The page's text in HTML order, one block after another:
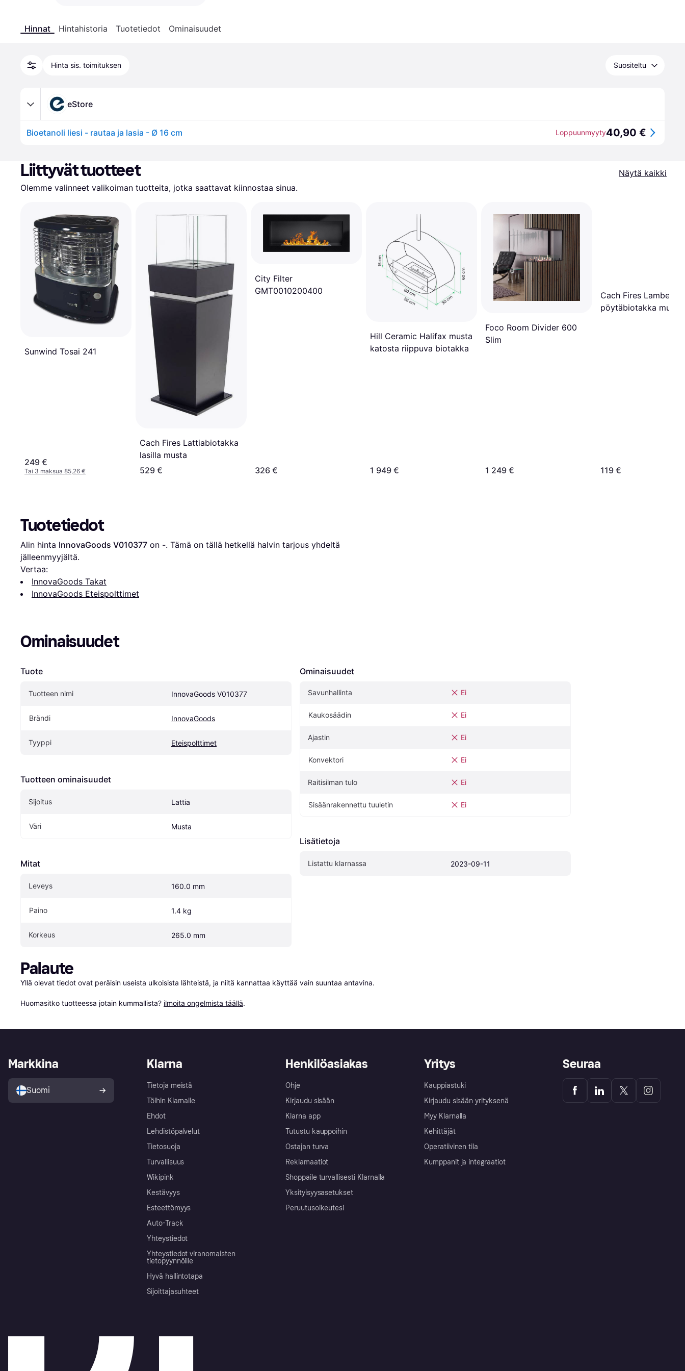
Hinnat Hintahistoria Tuotetiedot Ominaisuudet
Hinta sis. toimituksen Suositeltu
eStore
Bioetanoli liesi - rautaa ja lasia - Ø 16 cm Loppuunmyyty40,90 €
Liittyvät tuotteet
Näytä kaikki
Olemme valinneet valikoiman tuotteita, jotka saattavat kiinnostaa sinua.
Sunwind Tosai 241
249 €
Tai 3 maksua 85,26 €
Cach Fires Lattiabiotakka
lasilla musta
529 €
City Filter
GMT0010200400
326 €
Hill Ceramic Halifax musta
katosta riippuva biotakka
1 949 €
Foco Room Divider 600
Slim
1 249 €
Cach Fires Lambeth
pöytäbiotakka musta
119 €
Tuotetiedot
Alin hinta InnovaGoods ‎V010377 on -. Tämä on tällä hetkellä halvin tarjous yhdeltä
jälleenmyyjältä.
Vertaa:
InnovaGoods Takat
InnovaGoods Eteispolttimet
Ominaisuudet
Tuote
Tuotteen nimi InnovaGoods ‎V010377
Brändi InnovaGoods
Tyyppi Eteispolttimet
Tuotteen ominaisuudet
Sijoitus Lattia
Väri Musta
Mitat
Leveys 160.0 mm
Paino 1.4 kg
Korkeus 265.0 mm
Ominaisuudet
Savunhallinta Ei
Kaukosäädin Ei
Ajastin Ei
Konvektori Ei
Raitisilman tulo Ei
Sisäänrakennettu tuuletin Ei
Lisätietoja
Listattu klarnassa 2023-09-11
Palaute
Yllä olevat tiedot ovat peräisin useista ulkoisista lähteistä, ja niitä kannattaa käyttää vain suuntaa antavina.
Huomasitko tuotteessa jotain kummallista? ilmoita ongelmista täällä.
Klarna
Tietoja meistä
Töihin Klarnalle
Ehdot
Lehdistöpalvelut
Tietosuoja
Turvallisuus
Wikipink
Kestävyys
Esteettömyys
Auto-Track
Yhteystiedot
Yhteystiedot viranomaisten
tietopyynnöille
Hyvä hallintotapa
Sijoittajasuhteet
Henkilöasiakas
Ohje
Kirjaudu sisään
Klarna app
Tutustu kauppoihin
Ostajan turva
Reklamaatiot
Shoppaile turvallisesti Klarnalla
Yksityisyysasetukset
Peruutusoikeutesi
Yritys
Kauppiastuki
Kirjaudu sisään yrityksenä
Myy Klarnalla
Kehittäjät
Operatiivinen tila
Kumppanit ja integraatiot
Markkina
Suomi
Seuraa